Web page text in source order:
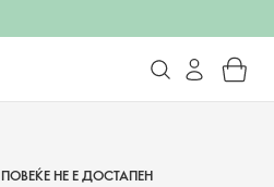
НЕ Е ДОСТАПЕН